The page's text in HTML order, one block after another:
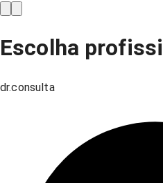
Escolha
dr.consulta